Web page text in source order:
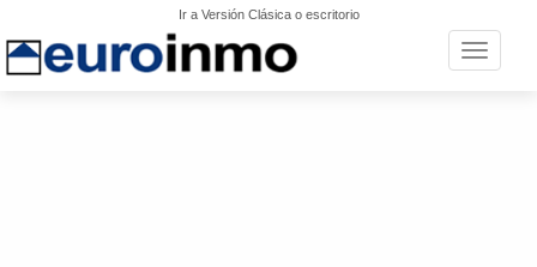
Ir a Versión Clásica o escritorio
Toggle